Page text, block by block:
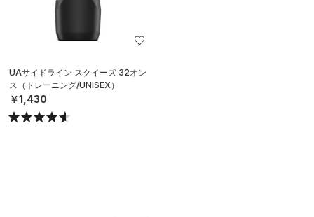
UAサイドライン スクイーズ 32オン
ス（トレーニング/UNISEX）
￥1,430